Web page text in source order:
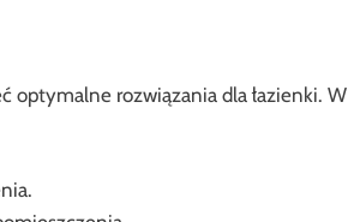
optymalne rozwiązania dla łazienki. W